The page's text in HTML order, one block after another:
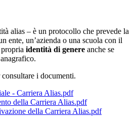
alias – è un protocollo che prevede la
ente, un’azienda o una scuola con il
identità di genere anche se
i documenti.
- Carriera Alias.pdf
della Carriera Alias.pdf
della Carriera Alias.pdf